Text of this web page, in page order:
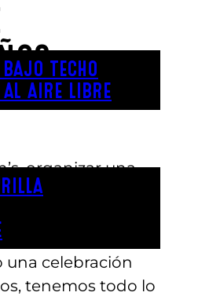
TECHO
AL AIRE LIBRE
organizar una
nunca ha
si estás
evento para toda
una celebración
tenemos todo lo